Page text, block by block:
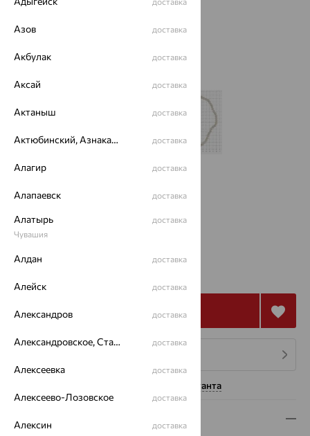
Калькулятор размера
6 115
Купить
Нужна помощь консультанта
Азов доставка
Акбулак доставка
Аксай доставка
Актаныш доставка
Актюбинский, Азнакаевский район доставка
Алагир доставка
Алапаевск доставка
Алатырь
Чувашия
доставка
Алдан доставка
Алейск доставка
Александров доставка
Александровское, Ставропольский край доставка
Алексеевка доставка
Алексеево-Лозовское доставка
Алексин доставка